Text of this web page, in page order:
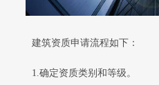
建筑资质申请流程如下：
1.确定资质类别和等级。